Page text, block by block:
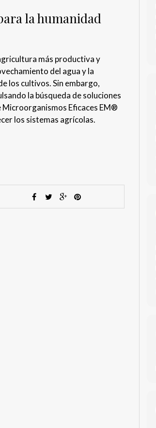
la humanidad
más productiva y
del agua y la
los cultivos. Sin embargo,
la búsqueda de soluciones
Eficaces EM®
los sistemas agrícolas.